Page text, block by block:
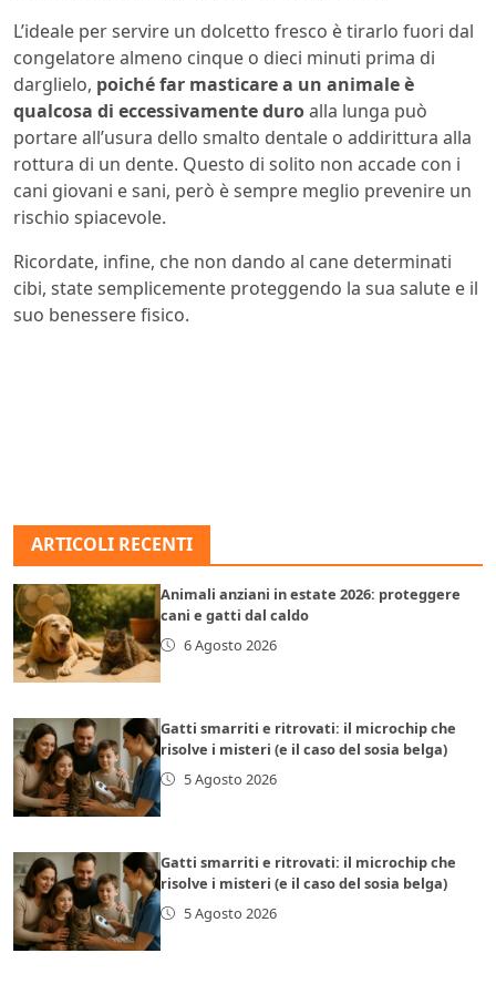
L’ideale per servire un dolcetto fresco è tirarlo fuori dal
congelatore almeno cinque o dieci minuti prima di
darglielo, poiché far masticare a un animale è
qualcosa di eccessivamente duroalla lunga può
portare all’usura dello smalto dentale o addirittura alla
rottura di un dente. Questo di solito non accade con i
cani giovani e sani, però è sempre meglio prevenire un
rischio spiacevole.
Ricordate, infine, che non dando al cane determinati
cibi, state semplicemente proteggendo la sua salute e il
suo benessere fisico.
ARTICOLI RECENTI
Animali anziani in estate 2026: proteggere
cani e gatti dal caldo
6 Agosto 2026
Gatti smarriti e ritrovati: il microchip che
risolve i misteri (e il caso del sosia belga)
5 Agosto 2026
Gatti smarriti e ritrovati: il microchip che
risolve i misteri (e il caso del sosia belga)
5 Agosto 2026